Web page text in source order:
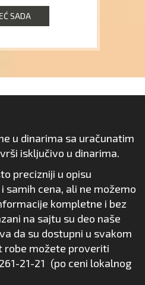
SADA
u dinarima sa uračunatim
isključivo u dinarima.
precizniji u opisu
samih cena, ali ne možemo
kompletne i bez
na sajtu su deo naše
da su dostupni u svakom
robe možete proveriti
21-21 (po ceni lokalnog